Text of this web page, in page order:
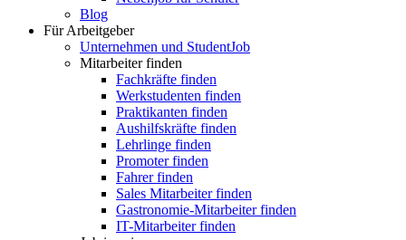
Blog
Für Arbeitgeber
Unternehmen und StudentJob
Mitarbeiter finden
Fachkräfte finden
Werkstudenten finden
Praktikanten finden
Aushilfskräfte finden
Lehrlinge finden
Promoter finden
Fahrer finden
Sales Mitarbeiter finden
Gastronomie-Mitarbeiter finden
IT-Mitarbeiter finden